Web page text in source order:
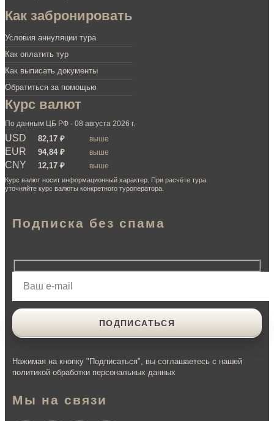
Как забронировать
Условия аннуляции тура
Как оплатить тур
Как выписать документы
Обратиться за помощью
Курс валют
По данным ЦБ РФ · 08 августа 2026 г.
USD 82,17 ₽ выше
EUR 94,84 ₽ выше
CNY 12,17 ₽ выше
Курс валют носит информационный характер. При расчёте тура
уточняйте курс валюты конкретного туроператора.
Мы на связи
Подписка без спама
Нажимая на кнопку "Подписаться", вы соглашаетесь с нашей
политикой обработки персональных данных